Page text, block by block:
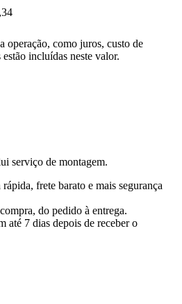
operação, como juros, custo de
incluídas neste valor.
serviço de montagem.
rápida, frete barato e mais segurança
do pedido à entrega.
até 7 dias depois de receber o